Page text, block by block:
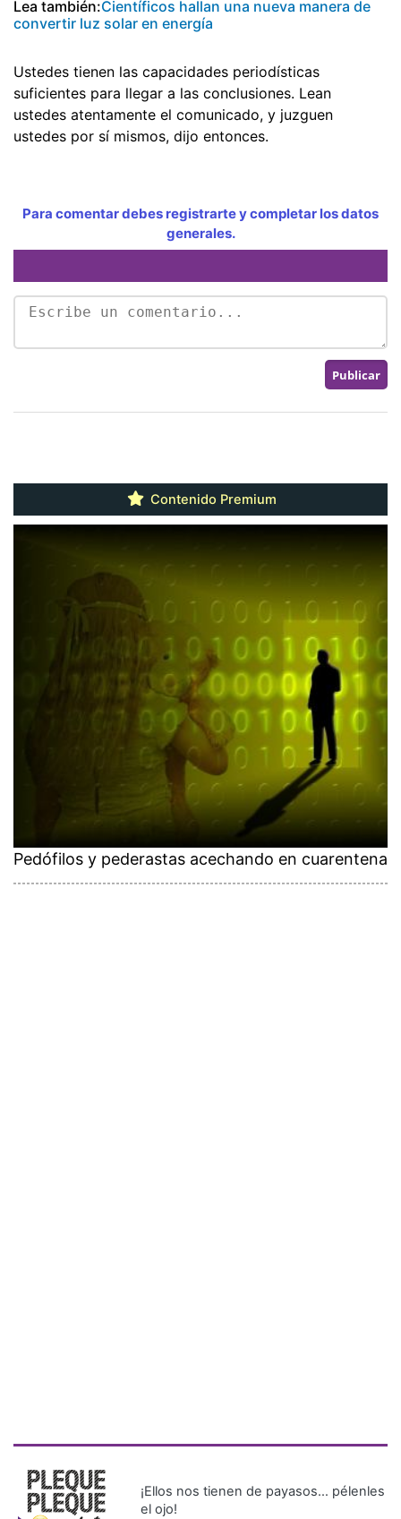
Lea también:Científicos hallan una nueva manera de
convertir luz solar en energía
Ustedes tienen las capacidades periodísticas
suficientes para llegar a las conclusiones. Lean
ustedes atentamente el comunicado, y juzguen
ustedes por sí mismos, dijo entonces.
Para comentar debes registrarte y completar los datos
generales.
Contenido Premium
Pedófilos y pederastas acechando en cuarentena
¡Ellos nos tienen de payasos… pélenles
el ojo!